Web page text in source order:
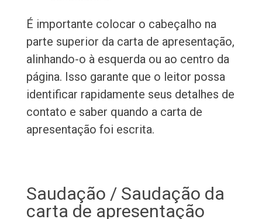
É importante colocar o cabeçalho na
parte superior da carta de apresentação,
alinhando-o à esquerda ou ao centro da
página. Isso garante que o leitor possa
identificar rapidamente seus detalhes de
contato e saber quando a carta de
apresentação foi escrita.
Saudação / Saudação da
carta de apresentação